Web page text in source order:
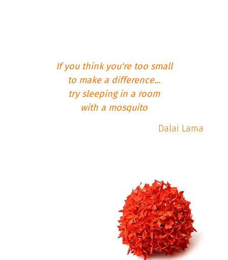
If you think you're too small
to make a difference...
try sleeping in a room
with a mosquito
Dalai Lama